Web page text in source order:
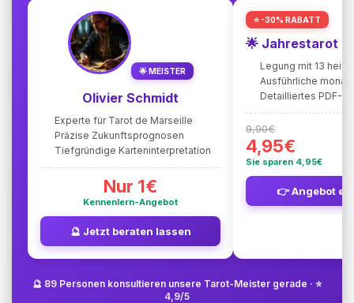
🌟 MEISTER
Olivier Schmidt
Experte für Tarot de Marseille
Präzise Zukunftsprognosen
Tiefgründige Karteninterpretation
Nur 1€
Kennenlern-Angebot
🔮 Jetzt beraten lassen
⭐ -30% RABATT
🌟 Jahrestarot
Legung mit 13
Ausführliche
Detailliertes PDF-
9,90€
4,95€
Sie sparen 4,95€
👉 Angebot
🔮 89 Personen konsultieren unsere Tarot-Meister gerade · ⭐
4,9/5